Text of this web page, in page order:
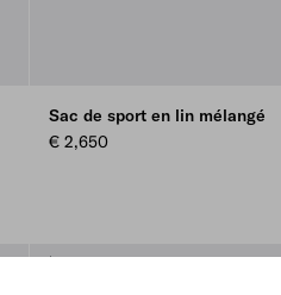
Sac de sport en lin mélangé
€ 2,650